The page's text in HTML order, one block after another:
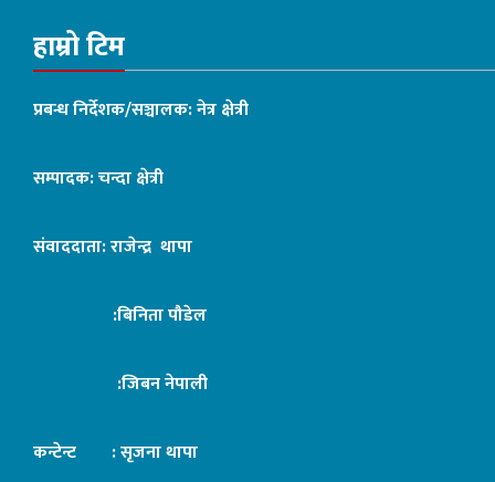
हाम्रो टिम
प्रबन्ध निर्देशक/सञ्चालक: नेत्र क्षेत्री
सम्पादक: चन्दा क्षेत्री
संवाददाता: राजेन्द्र थापा
:बिनिता पौडेल
:जिबन नेपाली
कन्टेन्ट : सृजना थापा